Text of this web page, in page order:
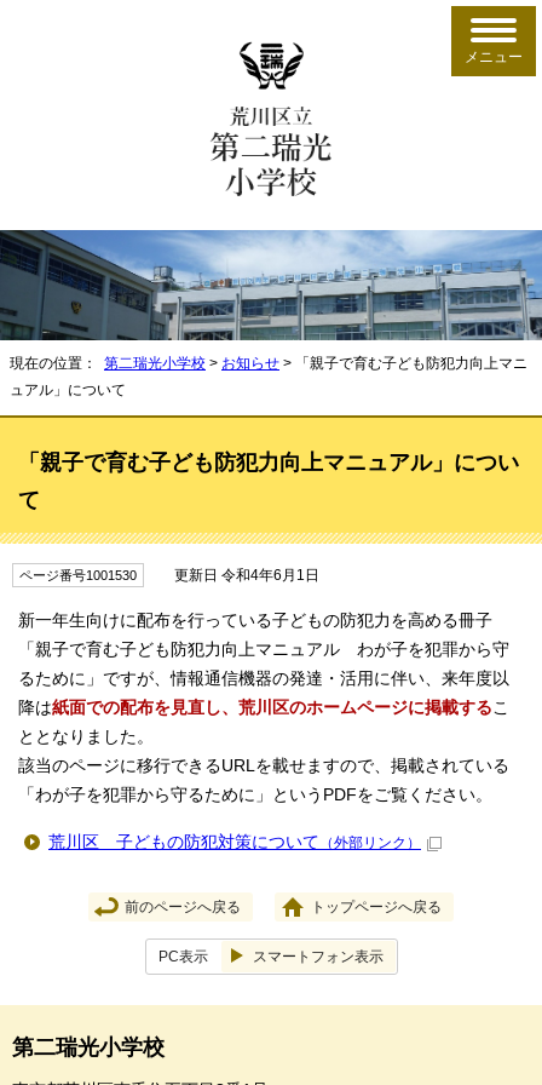
メニュー
現在の位置： 第二瑞光小学校 > お知らせ > 「親子で育む子ども防犯力向上マニ
ュアル」について
「親子で育む子ども防犯力向上マニュアル」につい
て
ページ番号1001530 更新日 令和4年6月1日
新一年生向けに配布を行っている子どもの防犯力を高める冊子
「親子で育む子ども防犯力向上マニュアル わが子を犯罪から守
るために」ですが、情報通信機器の発達・活用に伴い、来年度以
降は紙面での配布を見直し、荒川区のホームページに掲載するこ
ととなりました。
該当のページに移行できるURLを載せますので、掲載されている
「わが子を犯罪から守るために」というPDFをご覧ください。
荒川区 子どもの防犯対策について （外部リンク）
前のページへ戻る トップページへ戻る
PC表示 スマートフォン表示
第二瑞光小学校